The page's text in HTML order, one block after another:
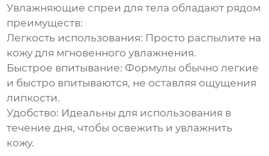
Увлажняющие спреи для тела обладают рядом
преимуществ:
Легкость использования: Просто распылите на
кожу для мгновенного увлажнения.
Быстрое впитывание: Формулы обычно легкие
и быстро впитываются, не оставляя ощущения
липкости.
Удобство: Идеальны для использования в
течение дня, чтобы освежить и увлажнить
кожу.